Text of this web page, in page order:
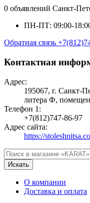
0 объявлений Санкт-
ПН-ПТ: 09:00-
Обратная связь
Контактная
Адрес:
195067, г. Санкт-
литера Ф,
Телефон 1:
+7(812)747-86-97
Адрес сайта:
https://
Искать
О компании
Доставка и оплата